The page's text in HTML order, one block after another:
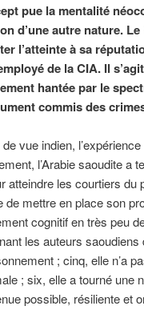
pue la mentalité
d’une autre nature.
l’atteinte à sa
de la CIA. Il
hantée par le
commis des
de vue indien,
l’Arabie saoudite a
atteindre les courtiers du
de mettre en place son
cognitif en très peu
les auteurs
; cinq, elle n’a
; six, elle a tourné une
possible, résiliente et